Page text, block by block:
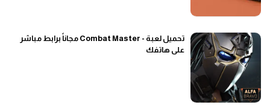
تحميل لعبة - Combat Master مجاناً برابط مباشر
على هاتفك